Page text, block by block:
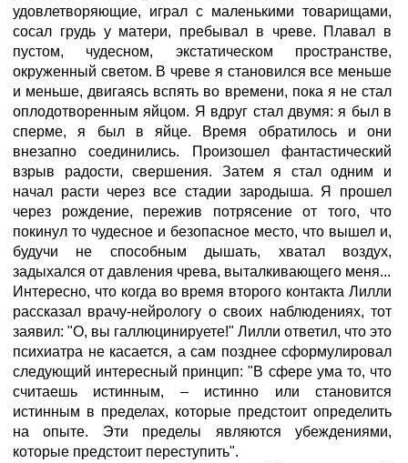
удовлетворяющие, играл с маленькими товарищами,
сосал грудь у матери, пребывал в чреве. Плавал в
пустом, чудесном, экстатическом пространстве,
окруженный светом. В чреве я становился все меньше
и меньше, двигаясь вспять во времени, пока я не стал
оплодотворенным яйцом. Я вдруг стал двумя: я был в
сперме, я был в яйце. Время обратилось и они
внезапно соединились. Произошел фантастический
взрыв радости, свершения. Затем я стал одним и
начал расти через все стадии зародыша. Я прошел
через рождение, пережив потрясение от того, что
покинул то чудесное и безопасное место, что вышел и,
будучи не способным дышать, хватал воздух,
задыхался от давления чрева, выталкивающего меня...
Интересно, что когда во время второго контакта Лилли
рассказал врачу-нейрологу о своих наблюдениях, тот
заявил: "О, вы галлюцинируете!" Лилли ответил, что это
психиатра не касается, а сам позднее сформулировал
следующий интересный принцип: "В сфере ума то, что
считаешь истинным, – истинно или становится
истинным в пределах, которые предстоит определить
на опыте. Эти пределы являются убеждениями,
которые предстоит переступить".